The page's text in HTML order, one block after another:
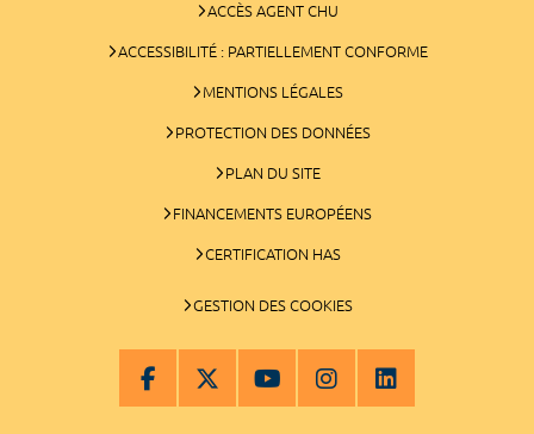
ACCÈS AGENT CHU
ACCESSIBILITÉ : PARTIELLEMENT CONFORME
MENTIONS LÉGALES
PROTECTION DES DONNÉES
PLAN DU SITE
FINANCEMENTS EUROPÉENS
CERTIFICATION HAS
GESTION DES COOKIES